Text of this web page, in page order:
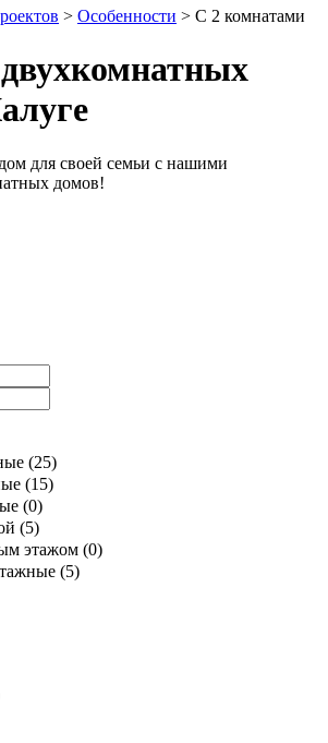
> Особенности > С 2 комнатами
для своей семьи с нашими
домов!
(25)
(15)
(0)
(5)
этажом (0)
(5)